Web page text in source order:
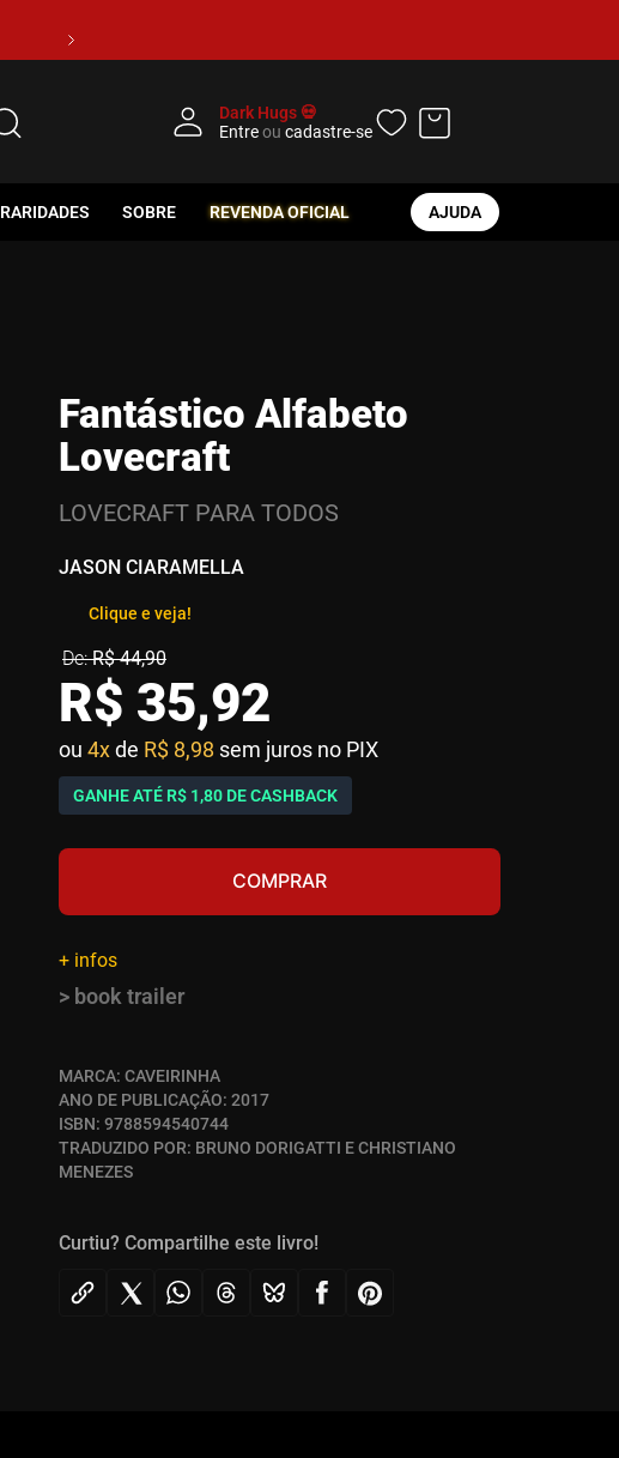
Dark Hugs 💀
Entreou cadastre-se
RARIDADES SOBRE REVENDA OFICIAL AJUDA
Fantástico Alfabeto
Lovecraft
LOVECRAFT PARA TODOS
JASON CIARAMELLA
Clique e veja!
R$ 44,90
R$ 35,92
ou 4xde R$ 8,98 sem juros no PIX
GANHE ATÉ R$ 1,80 DE CASHBACK
COMPRAR
+ infos
> book trailer
MARCA: CAVEIRINHA
ANO DE PUBLICAÇÃO: 2017
ISBN: 9788594540744
TRADUZIDO POR: BRUNO DORIGATTI E CHRISTIANO
MENEZES
Curtiu? Compartilhe este livro!